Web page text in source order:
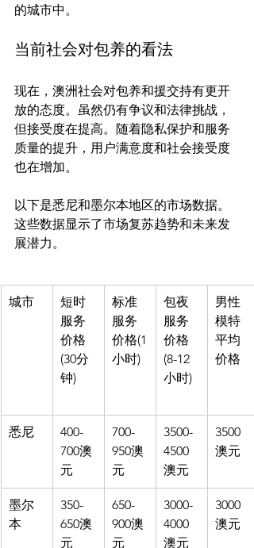
当前社会对包养的看法
现在，澳洲社会对包养和援交持有更开
放的态度。虽然仍有争议和法律挑战，
但接受度在提高。随着隐私保护和服务
质量的提升，用户满意度和社会接受度
也在增加。
以下是悉尼和墨尔本地区的市场数据。
这些数据显示了市场复苏趋势和未来发
城市
短时
服务
价格
(30分
钟)
标准
服务
价格(1
小时)
包夜
服务
价格
(8-12
小时)
男性
模特
平均
价格
悉尼
400-
700澳
元
700-
950澳
元
3500-
4500
澳元
3500
澳元
墨尔
本
350-
650澳
元
650-
900澳
元
3000-
4000
澳元
3000
澳元